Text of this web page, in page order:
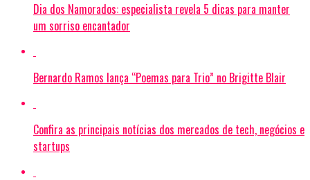
Dia dos Namorados: especialista revela 5 dicas para manter
um sorriso encantador
Bernardo Ramos lança “Poemas para Trio” no Brigitte Blair
Confira as principais notícias dos mercados de tech, negócios e
startups